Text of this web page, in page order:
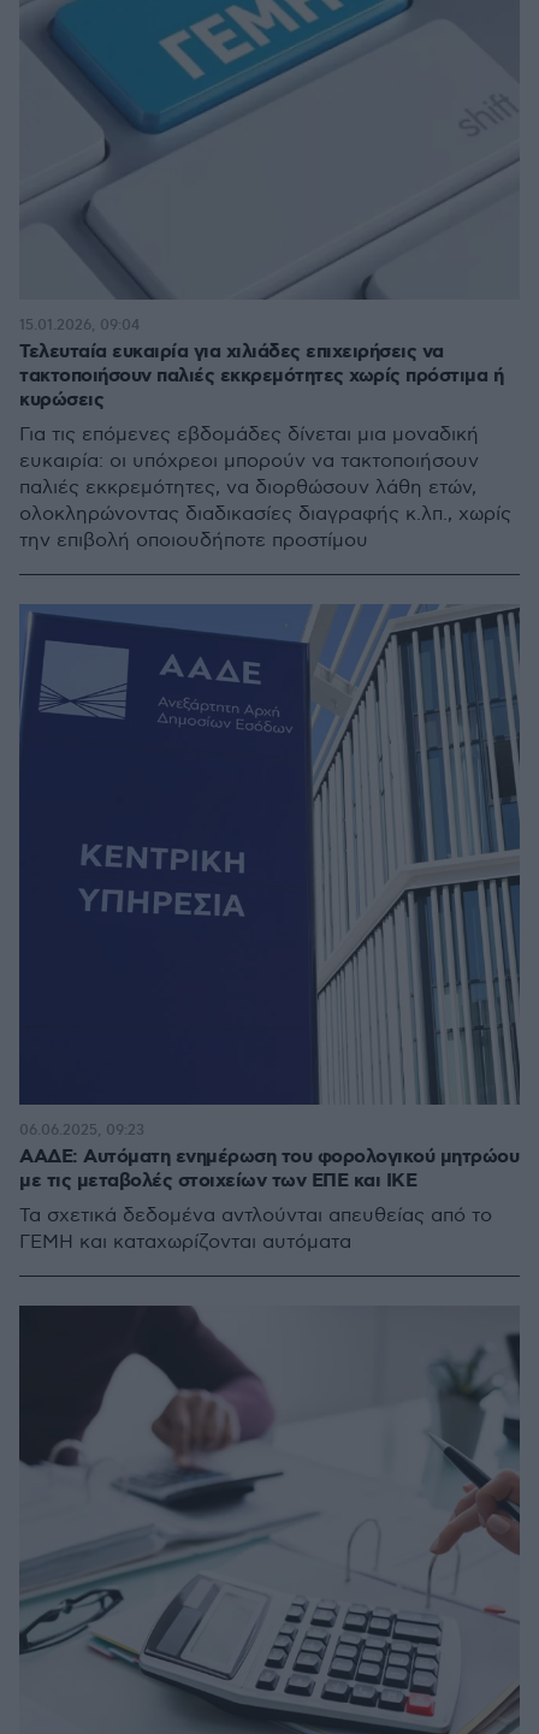
Τελευταία ευκαιρία για χιλιάδες επιχειρήσεις να
τακτοποιήσουν παλιές εκκρεμότητες χωρίς πρόστιμα ή
κυρώσεις
Για τις επόμενες εβδομάδες δίνεται μια μοναδική
ευκαιρία: οι υπόχρεοι μπορούν να τακτοποιήσουν
παλιές εκκρεμότητες, να διορθώσουν λάθη ετών,
ολοκληρώνοντας διαδικασίες διαγραφής κ.λπ., χωρίς
την επιβολή οποιουδήποτε προστίμου
15.01.2026, 09:04
ΑΑΔΕ: Αυτόματη ενημέρωση του φορολογικού μητρώου
με τις μεταβολές στοιχείων των ΕΠΕ και ΙΚΕ
Τα σχετικά δεδομένα αντλούνται απευθείας από το
ΓΕΜΗ και καταχωρίζονται αυτόματα
06.06.2025, 09:23